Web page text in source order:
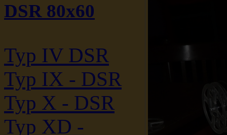
DSR 80x60
Typ IV DSR
Typ IX - DSR
Typ X - DSR
Typ XD -